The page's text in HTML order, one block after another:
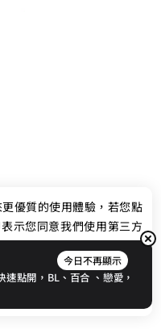
Co., Ltd.
今日不再顯示
速點開，BL、 百合 、戀愛，
優質的使用體驗，若您點
示您同意我們使用第三方
政策。